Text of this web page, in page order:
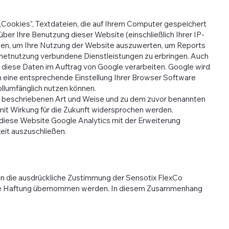
Textdateien, die auf Ihrem Computer gespeichert
Ihre Benutzung dieser Website (einschließlich Ihrer IP-
um Ihre Nutzung der Website auszuwerten, um Reports
verbundene Dienstleistungen zu erbringen. Auch
Daten im Auftrag von Google verarbeiten. Google wird
eine entsprechende Einstellung Ihrer Browser Software
nutzen können.
Art und Weise und zu dem zuvor benannten
Wirkung für die Zukunft widersprochen werden.
Website Google Analytics mit der Erweiterung
auszuschließen.
ausdrückliche Zustimmung der Sensotix FlexCo
übernommen werden. In diesem Zusammenhang